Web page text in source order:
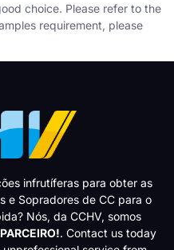
choice. Please refer to the
requirement, please
infrutíferas para obter as
e Sopradores de CC para o
Nós, da CCHV, somos
. Contact us today